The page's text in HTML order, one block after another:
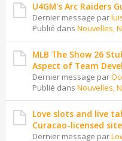
U4GM's Arc Raiders
Dernier message par
Publié dans Nouvelles,
MLB The Show 26
Aspect of Team
Dernier message par
Publié dans Nouvelles,
Love slots and live
Curacao-licensed
Dernier message par